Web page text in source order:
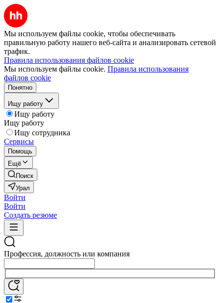
Мы используем файлы cookie, чтобы обеспечивать
правильную работу нашего веб-сайта и анализировать сетевой
трафик.
Правила использования файлов cookie
Мы используем файлы cookie. Правила использования
файлов cookie
Понятно
Ищу работу
Ищу работу
Ищу работу
Ищу сотрудника
Сервисы
Помощь
Ещё
Поиск
Урал
Войти
Войти
Создать резюме
Профессия, должность или компания